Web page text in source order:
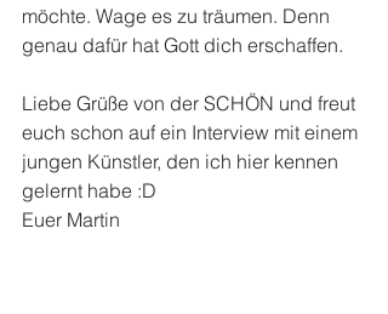
möchte. Wage es zu träumen. Denn
genau dafür hat Gott dich erschaffen.
Liebe Grüße von der SCHÖN und freut
euch schon auf ein Interview mit einem
jungen Künstler, den ich hier kennen
gelernt habe :D
Euer Martin